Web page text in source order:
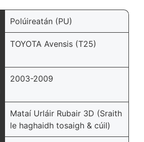
Polúireatán (PU)
TOYOTA Avensis (T25)
2003-2009
Mataí Urláir Rubair 3D (Sraith
le haghaidh tosaigh & cúil)